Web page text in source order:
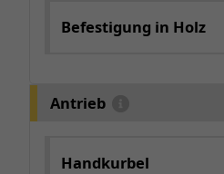
Befestigung in Holz
Antrieb
Handkurbel